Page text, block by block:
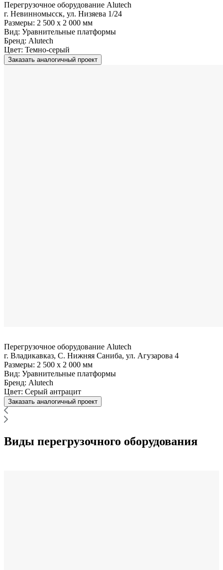
Перегрузочное оборудование Alutech
г. Невинномысск, ул. Низяева 1/24
Размеры: 2 500 x 2 000 мм
Вид: Уравнительные платформы
Бренд: Alutech
Цвет: Темно-серый
Заказать аналогичный проект
Перегрузочное оборудование Alutech
г. Владикавказ, С. Нижняя Саниба, ул. Агузарова 4
Размеры: 2 500 x 2 000 мм
Вид: Уравнительные платформы
Бренд: Alutech
Цвет: Серый антрацит
Заказать аналогичный проект
Виды перегрузочного оборудования